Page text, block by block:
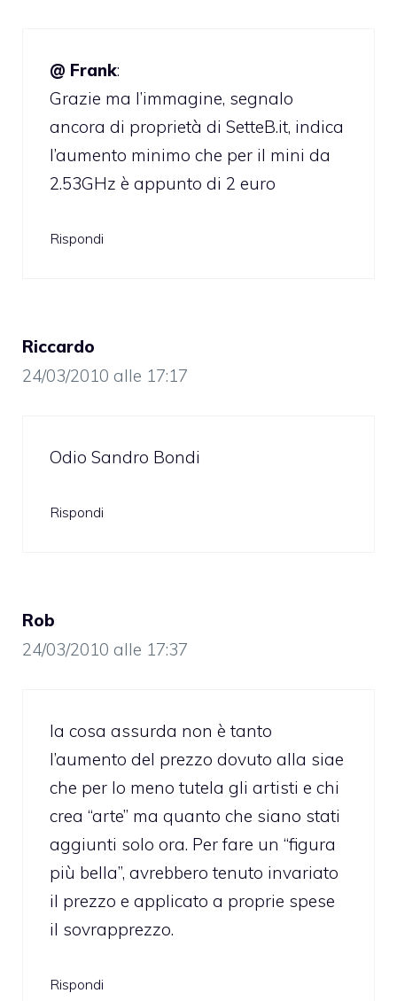
@ Frank:
Grazie ma l’immagine, segnalo
ancora di proprietà di SetteB.it, indica
l’aumento minimo che per il mini da
2.53GHz è appunto di 2 euro
Rispondi
Riccardo
24/03/2010 alle 17:17
Odio Sandro Bondi
Rispondi
Rob
24/03/2010 alle 17:37
la cosa assurda non è tanto
l’aumento del prezzo dovuto alla siae
che per lo meno tutela gli artisti e chi
crea “arte” ma quanto che siano stati
aggiunti solo ora. Per fare un “figura
più bella”, avrebbero tenuto invariato
il prezzo e applicato a proprie spese
il sovrapprezzo.
Rispondi